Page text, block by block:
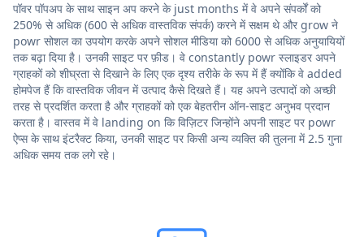
पॉवर पॉपअप के साथ साइन अप करने के just months में वे अपने संपर्कों को
250% से अधिक (600 से अधिक वास्तविक संपर्क) करने में सक्षम थे और grow ने
powr सोशल का उपयोग करके अपने सोशल मीडिया को 6000 से अधिक अनुयायियों
तक बढ़ा दिया है। उनकी साइट पर फ़ीड। वे constantly powr स्लाइडर अपने
ग्राहकों को शीघ्रता से दिखाने के लिए एक दृश्य तरीके के रूप में हैं क्योंकि वे added
होमपेज हैं कि वास्तविक जीवन में उत्पाद कैसे दिखते हैं। यह अपने उत्पादों को अच्छी
तरह से प्रदर्शित करता है और ग्राहकों को एक बेहतरीन ऑन-साइट अनुभव प्रदान
करता है। वास्तव में वे landing on कि विज़िटर जिन्होंने अपनी साइट पर powr
ऐप्स के साथ इंटरैक्ट किया, उनकी साइट पर किसी अन्य व्यक्ति की तुलना में 2.5 गुना
अधिक समय तक लगे रहे।